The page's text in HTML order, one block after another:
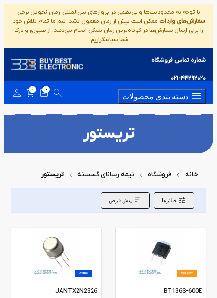
با توجه به محدودیت‌ها و بی‌نظمی در پروازهای بین‌المللی، زمان تحویل برخی
سفارش‌های واردات ممکن است بیش از زمان معمول باشد. تیم ما تمام تلاش خود
را برای ارسال سفارش‌ها در کوتاه‌ترین زمان ممکن انجام می‌دهد. از صبوری و درک
شما سپاسگزاریم.
شماره تماس فروشگاه
021-44292020
دسته بندی محصولات
0
0
تریستور
خانه فروشگاه نیمه رسانای گسسته تریستور
فیلترها پیش فرض
High copy
BT136S-600E
Original
JANTX2N2326